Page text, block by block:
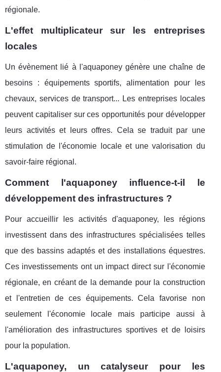
régionale.
L'effet multiplicateur sur les entreprises
locales
Un évènement lié à l'aquaponey génère une chaîne de
besoins : équipements sportifs, alimentation pour les
chevaux, services de transport... Les entreprises locales
peuvent capitaliser sur ces opportunités pour développer
leurs activités et leurs offres. Cela se traduit par une
stimulation de l'économie locale et une valorisation du
savoir-faire régional.
Comment l'aquaponey influence-t-il le
développement des infrastructures ?
Pour accueillir les activités d'aquaponey, les régions
investissent dans des infrastructures spécialisées telles
que des bassins adaptés et des installations équestres.
Ces investissements ont un impact direct sur l'économie
régionale, en créant de la demande pour la construction
et l'entretien de ces équipements. Cela favorise non
seulement l'économie locale mais participe aussi à
l'amélioration des infrastructures sportives et de loisirs
pour la population.
L'aquaponey, un catalyseur pour les